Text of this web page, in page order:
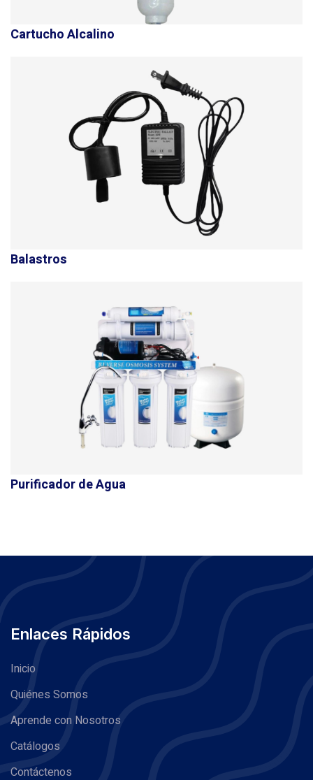
Cartucho Alcalino
Balastros
Purificador de Agua
Enlaces Rápidos
Inicio
Quiénes Somos
Aprende con Nosotros
Catálogos
Contáctenos